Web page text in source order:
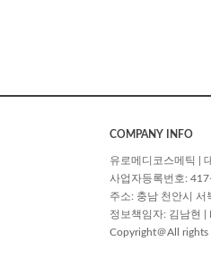
COMPANY INFO
유로메디코스메틱 |
사업자등록번호:
주소: 충남 천안시
정보책임자: 김남현 |
Copyright＠All rights